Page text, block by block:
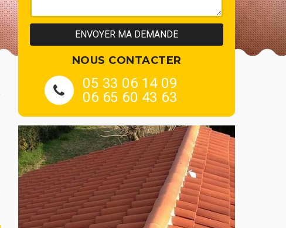
NOUS CONTACTER
05 33 06 14 09
06 65 60 43 63